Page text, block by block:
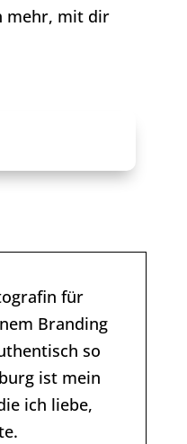
mehr, mit dir
für
Branding
so
ist mein
ich liebe,